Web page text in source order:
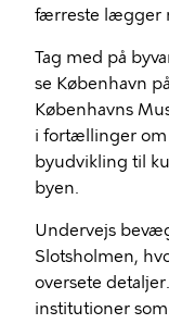
færreste lægger
Tag med på
se København
Københavns
i fortællinger
byudvikling til
byen.
Undervejs
Slotsholmen,
oversete
institutioner